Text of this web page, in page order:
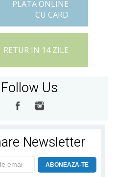
PLATA ONLINE
CU CARD
RETUR IN 14 ZILE
Follow Us
Newsletter
ABONEAZA-TE